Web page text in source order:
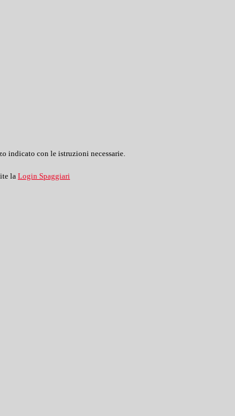
indicato con le istruzioni necessarie.
la Login Spaggiari